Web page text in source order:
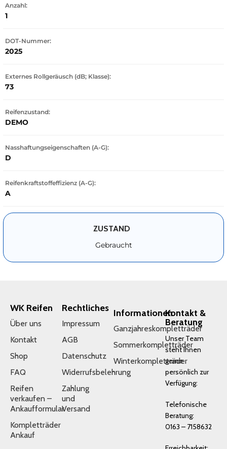
Anzahl:
1
DOT-Nummer:
2025
Externes Rollgeräusch (dB; Klasse):
73
Reifenzustand:
DEMO
Nasshaftungseigenschaften (A-G):
D
Reifenkraftstoffeffizienz (A-G):
A
ZUSTAND
Gebraucht
WK Reifen
Über uns
Kontakt
Shop
FAQ
Reifen
verkaufen –
Ankaufformular
Kompletträder
Ankauf
Rechtliches
Impressum
AGB
Datenschutz
Widerrufsbelehrung
Zahlung
und
Versand
Informationen
Ganzjahreskompletträder
Sommerkompletträder
Winterkompletträder
Kontakt &
Beratung
Unser Team
steht Ihnen
gerne
persönlich zur
Verfügung:
Telefonische
Beratung:
0163 – 7158632